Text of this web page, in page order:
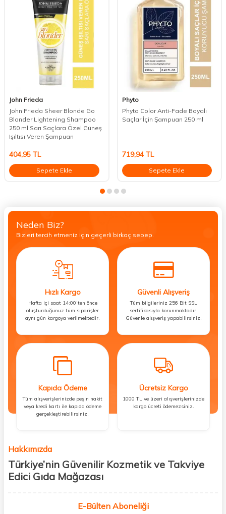
John Frieda
John Frieda Sheer Blonde Go
Blonder Lightening Shampoo
250 ml Sarı Saçlara Özel Güneş
Işıltısı Veren Şampuan
404,95 TL
Sepete Ekle
Phyto
Phyto Color Anti-Fade Boyalı
Saçlar İçin Şampuan 250 ml
719,94TL
Sepete Ekle
Neden Biz?
Bizleri tercih etmeniz için geçerli birkaç sebep.
Hızlı Kargo
Hafta içi saat 14:00’ten önce
oluşturduğunuz tüm siparişler
aynı gün kargoya verilmektedir.
Güvenli Alışveriş
Tüm bilgileriniz 256 Bit SSL
sertifikasıyla korunmaktadır.
Güvenle alışveriş yapabilirsiniz.
Kapıda Ödeme
Tüm alışverişlerinizde peşin nakit
veya kredi kartı ile kapıda ödeme
gerçekleştirebilirsiniz.
Ücretsiz Kargo
1000 TL ve üzeri alışverişlerinizde
kargo ücreti ödemezsiniz.
Hakkımızda
Türkiye’nin Güvenilir Kozmetik ve Takviye
Edici Gıda Mağazası
kişisel bakım hem de takviye edici gıda ürünlerini sizlerle
E-Bülten Aboneliği